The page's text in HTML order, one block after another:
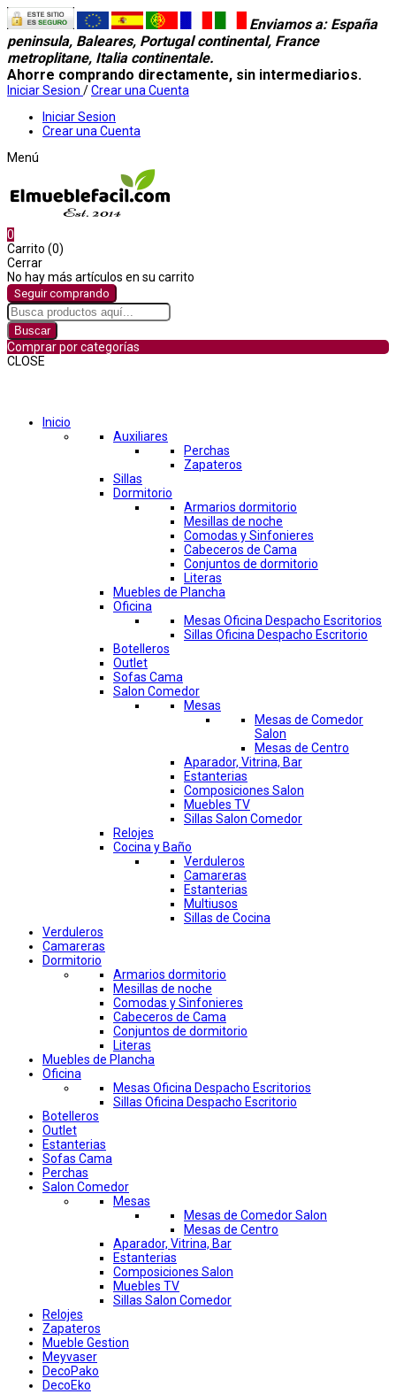
Enviamos a: España
peninsula, Baleares, Portugal continental, France
metroplitane, Italia continentale.
Ahorre comprando directamente, sin intermediarios.
Iniciar Sesion /Crear una Cuenta
Iniciar Sesion
Crear una Cuenta
Menú
0
Carrito (0)
Cerrar
No hay más artículos en su carrito
Seguir comprando
Buscar
Comprar por categorías
CLOSE
Inicio
Auxiliares
Perchas
Zapateros
Sillas
Dormitorio
Armarios dormitorio
Mesillas de noche
Comodas y Sinfonieres
Cabeceros de Cama
Conjuntos de dormitorio
Literas
Muebles de Plancha
Oficina
Mesas Oficina Despacho Escritorios
Sillas Oficina Despacho Escritorio
Botelleros
Outlet
Sofas Cama
Salon Comedor
Mesas
Mesas de Comedor
Salon
Mesas de Centro
Aparador, Vitrina, Bar
Estanterias
Composiciones Salon
Muebles TV
Sillas Salon Comedor
Relojes
Cocina y Baño
Verduleros
Camareras
Estanterias
Multiusos
Sillas de Cocina
Verduleros
Camareras
Dormitorio
Armarios dormitorio
Mesillas de noche
Comodas y Sinfonieres
Cabeceros de Cama
Conjuntos de dormitorio
Literas
Muebles de Plancha
Oficina
Mesas Oficina Despacho Escritorios
Sillas Oficina Despacho Escritorio
Botelleros
Outlet
Estanterias
Sofas Cama
Perchas
Salon Comedor
Mesas
Mesas de Comedor Salon
Mesas de Centro
Aparador, Vitrina, Bar
Estanterias
Composiciones Salon
Muebles TV
Sillas Salon Comedor
Relojes
Zapateros
Mueble Gestion
Meyvaser
DecoPako
DecoEko